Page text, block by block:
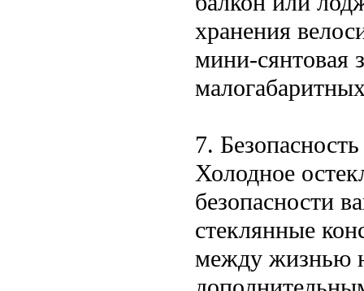
хранения
мини-сянтовая
7. Безопасность
Холодное
безопасности
стеклянные
между жизнью